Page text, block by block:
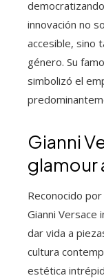
innovación no
accesible, sino
género. Su
simbolizó el
Gianni
glamour
Reconocido
Gianni Versace
dar vida a
cultura
estética